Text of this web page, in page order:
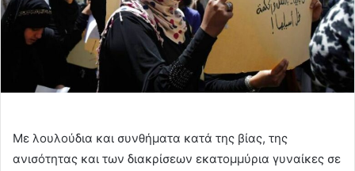
Με λουλούδια και συνθήματα κατά της βίας, της
ανισότητας και των διακρίσεων εκατομμύρια γυναίκες σε